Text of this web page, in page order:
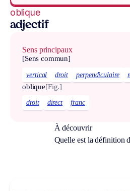
oblique
adjectif
Sens principaux
[Sens commun]
vertical droit perpendiculaire
oblique[Fig.]
droit direct franc
À découvrir
Quelle est la définition